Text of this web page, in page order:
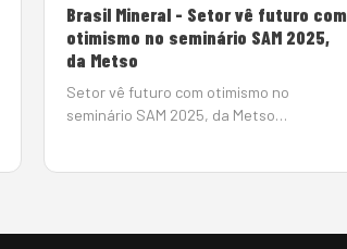
Brasil Mineral - Setor vê futuro com
otimismo no seminário SAM 2025,
da Metso
Setor vê futuro com otimismo no
seminário SAM 2025, da Metso